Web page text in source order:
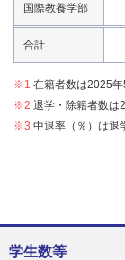
国際教養学部
合計
※1 在籍者数は2025
※2 退学・除籍者数は
※3 中退率（％）は退
学生数等